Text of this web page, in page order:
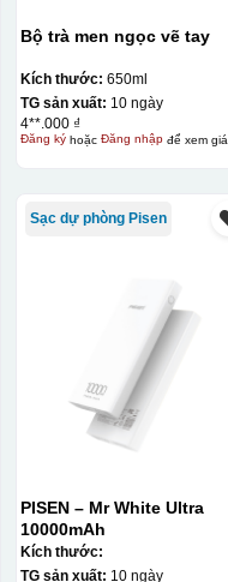
Bộ trà men ngọc vẽ tay
Kích thước: 650ml
TG sản xuất: 10 ngày
4**.000 ₫
Đăng kýhoặc Đăng nhậpđể xem giá
Sạc dự phòng Pisen
PISEN – Mr White Ultra
10000mAh
Kích thước:
TG sản xuất: 10 ngày